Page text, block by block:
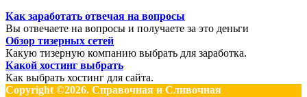
Как заработать отвечая на вопросы
Вы отвечаете на вопросы и получаете за это деньги
Обзор тизерных сетей
Какую тизерную компанию выбрать для заработка.
Какой хостинг выбрать
Как выбрать хостинг для сайта.
Copyright ©2026. Справочная и Сливочная